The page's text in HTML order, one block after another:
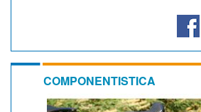
COMPONENTISTICA